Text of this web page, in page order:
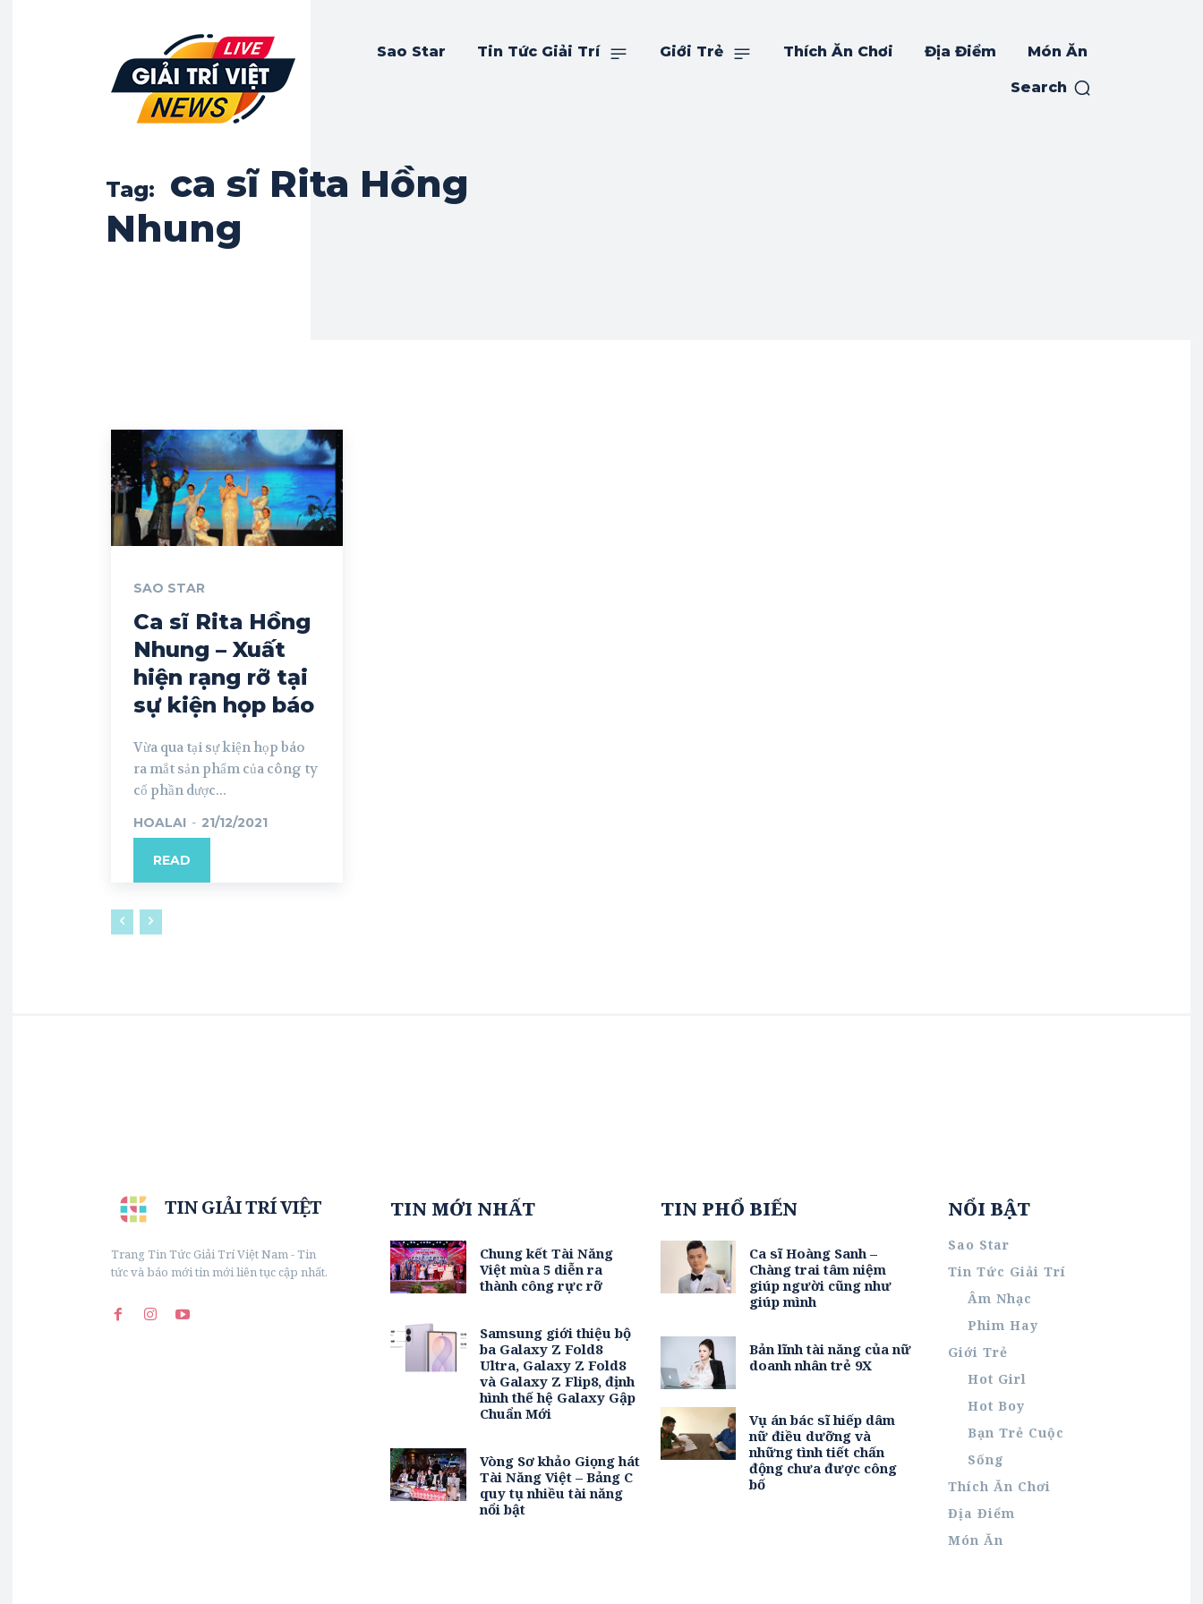
Sao Star Tin Tức Giải Trí Giới Trẻ Thích Ăn Chơi Địa Điểm Món Ăn
Search
Tag:
ca sĩ Rita Hồng
Nhung
SAO STAR
Ca sĩ Rita Hồng
Nhung – Xuất
hiện rạng rỡ tại
sự kiện họp báo
Vừa qua tại sự kiện họp báo
ra mắt sản phẩm của công ty
cổ phần dược...
HOALAI - 21/12/2021
READ
TIN GIẢI TRÍ VIỆT
Trang Tin Tức Giải Trí Việt Nam - Tin
tức và báo mới tin mới liên tục cập nhất.
TIN MỚI NHẤT
Chung kết Tài Năng
Việt mùa 5 diễn ra
thành công rực rỡ
Samsung giới thiệu bộ
ba Galaxy Z Fold8
Ultra, Galaxy Z Fold8
và Galaxy Z Flip8, định
hình thế hệ Galaxy Gập
Chuẩn Mới
Vòng Sơ khảo Giọng hát
Tài Năng Việt – Bảng C
quy tụ nhiều tài năng
nổi bật
TIN PHỔ BIẾN
Ca sĩ Hoàng Sanh –
Chàng trai tâm niệm
giúp người cũng như
giúp mình
Bản lĩnh tài năng của nữ
doanh nhân trẻ 9X
Vụ án bác sĩ hiếp dâm
nữ điều dưỡng và
những tình tiết chấn
động chưa được công
bố
NỔI BẬT
Sao Star
Tin Tức Giải Trí
Âm Nhạc
Phim Hay
Giới Trẻ
Hot Girl
Hot Boy
Bạn Trẻ Cuộc
Sống
Thích Ăn Chơi
Địa Điểm
Món Ăn